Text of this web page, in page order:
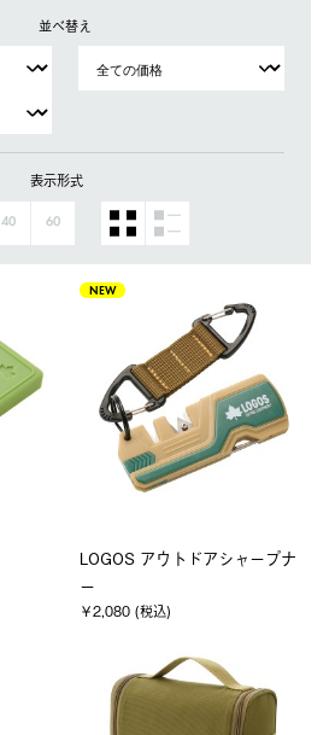
並べ替え
表示形式
40 60
NEW
LOGOS アウトドアシャープナ
ー
￥2,080 (税込)